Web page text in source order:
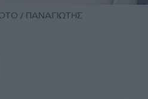
/ ΠΑΝΑΓΙΩΤΗΣ